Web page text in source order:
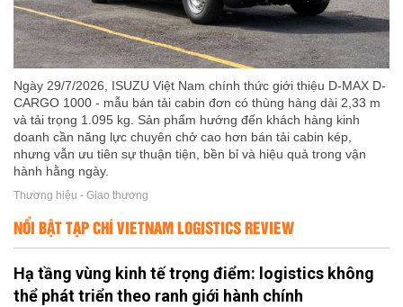
Ngày 29/7/2026, ISUZU Việt Nam chính thức giới thiệu D-MAX D-
CARGO 1000 - mẫu bán tải cabin đơn có thùng hàng dài 2,33 m
và tải trọng 1.095 kg. Sản phẩm hướng đến khách hàng kinh
doanh cần năng lực chuyên chở cao hơn bán tải cabin kép,
nhưng vẫn ưu tiên sự thuận tiện, bền bỉ và hiệu quả trong vận
hành hằng ngày.
Thương hiệu - Giao thương
NỔI BẬT TẠP CHÍ VIETNAM LOGISTICS REVIEW
Hạ tầng vùng kinh tế trọng điểm: logistics không
thể phát triển theo ranh giới hành chính